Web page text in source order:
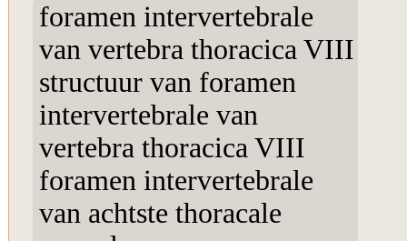
foramen intervertebrale
van vertebra thoracica VIII
structuur van foramen
intervertebrale van
vertebra thoracica VIII
foramen intervertebrale
van achtste thoracale